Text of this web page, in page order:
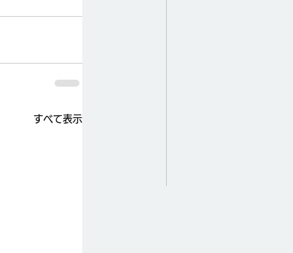
すべて表示